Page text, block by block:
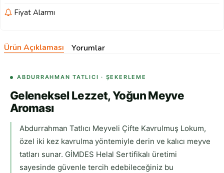
Fiyat Alarmı
Ürün Açıklaması Yorumlar
ABDURRAHMAN TATLICI · ŞEKERLEME
Geleneksel Lezzet, Yoğun Meyve
Aroması
Abdurrahman Tatlıcı Meyveli Çifte Kavrulmuş Lokum,
özel iki kez kavrulma yöntemiyle derin ve kalıcı meyve
tatları sunar. GİMDES Helal Sertifikalı üretimi
sayesinde güvenle tercih edebileceğiniz bu